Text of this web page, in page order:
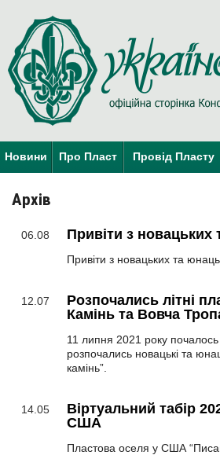
Новини Про Пласт Провід Пласту
Архів
06.08 Привіти з
Привіти з новацьких та
12.07
Розпочались літні
Камінь та Вовча
11 липня 2021 року
розпочались новацькі та
камінь”.
14.05
Віртуальний табір
США
Пластова оселя у США